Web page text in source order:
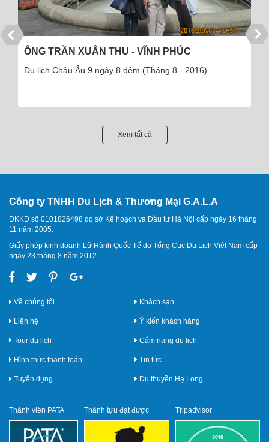
CÔNG TY CỔ PHẦN DƯỢC PHẨM THÁI MINH
Du lịch đảo Cô Tô 3 ngày 2 đêm - 110 khách (Tháng 5 -
Xem tất cả
Công ty TNHH Du Lịch & Thương Mại G.A.L.A
ĐKKD số 0101826498 do sở Kế hoạch và Đầu tư Hà Nội cấp ngày 16 tháng
11 năm 2005.
Giấy phép kinh doanh Lữ Hành Quốc Tế do Tổng Cục Du Lịch Việt Nam cấp
ngày 23 tháng 8 năm 2012.
Về chúng tôi
Liên hệ
Tour du lịch
Hình thức thanh toán
Tuyển dụng
Khách sạn
Ý kiến khách hàng
Cẩm nang du lịch
Tin tức
Du thuyền Hạ Long
Thành viên PATA Thành tựu đạt được Tripadvisor